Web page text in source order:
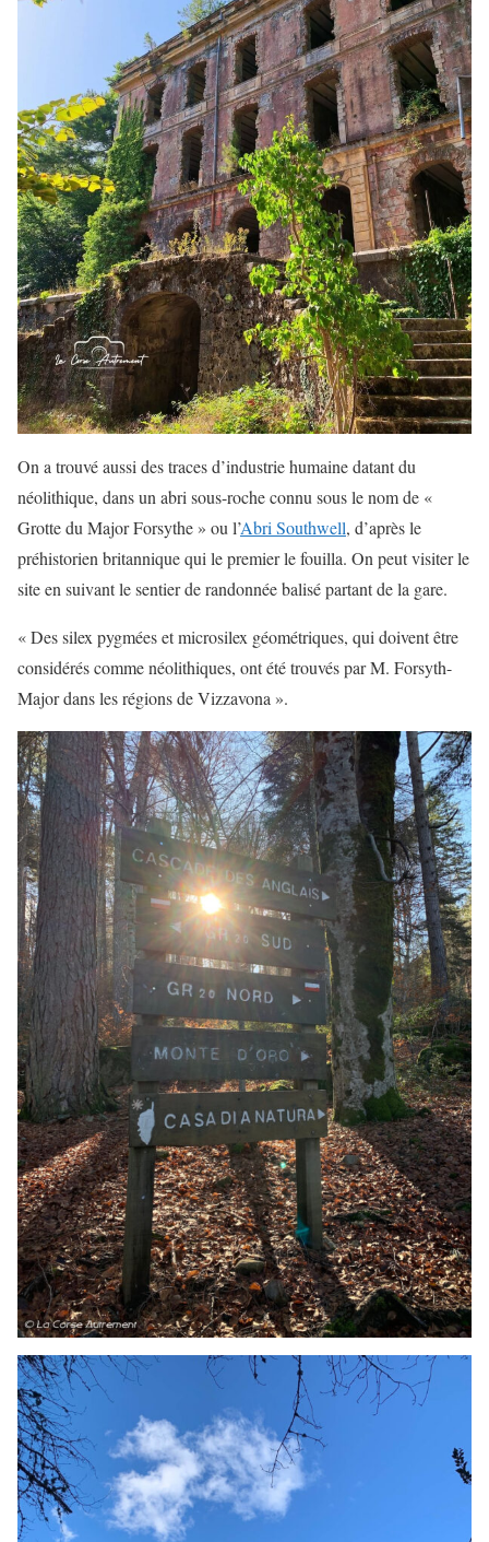
On a trouvé aussi des traces d’industrie humaine datant du
néolithique, dans un abri sous-roche connu sous le nom de «
Grotte du Major Forsythe » ou l’Abri Southwell, d’après le
préhistorien britannique qui le premier le fouilla. On peut visiter le
site en suivant le sentier de randonnée balisé partant de la gare.
« Des silex pygmées et microsilex géométriques, qui doivent être
considérés comme néolithiques, ont été trouvés par M. Forsyth-
Major dans les régions de Vizzavona ».